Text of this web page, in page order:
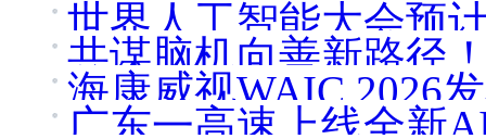
世界人工智能大会预
共谋脑机向善新路径
海康威视WAIC 2026
广东一高速上线全新